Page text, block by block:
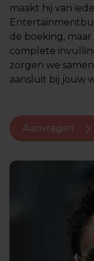
maakt hij van
de boeking,
complete
zorgen we
aansluit bij jouw
Aanvragen